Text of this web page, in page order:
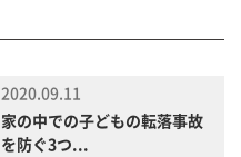
2020.09.11
家の中での子どもの転落事故
を防ぐ3つ...